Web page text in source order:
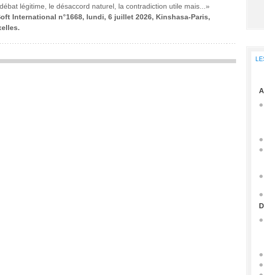
légitime, le désaccord naturel, la contradiction utile mais...»
International n°1668, lundi, 6 juillet 2026, Kinshasa-Paris,